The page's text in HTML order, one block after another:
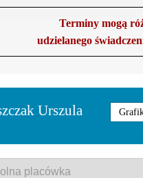
Terminy mogą
udzielanego
Urszula